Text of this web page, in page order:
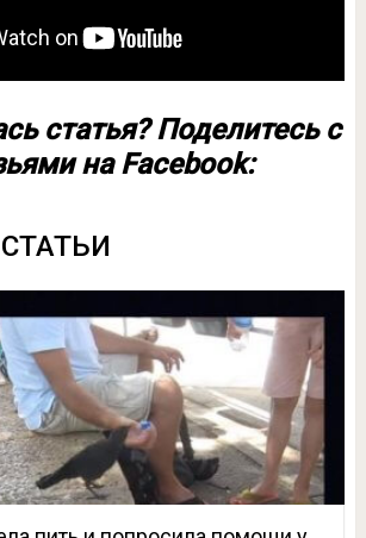
статья? Поделитесь с
на Facebook: